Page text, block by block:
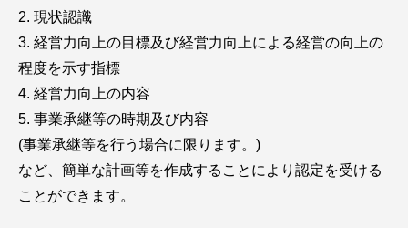
2. 現状認識
3. 経営力向上の目標及び経営力向上による経営の向上の
程度を示す指標
4. 経営力向上の内容
5. 事業承継等の時期及び内容
(事業承継等を行う場合に限ります。)
など、簡単な計画等を作成することにより認定を受ける
ことができます。